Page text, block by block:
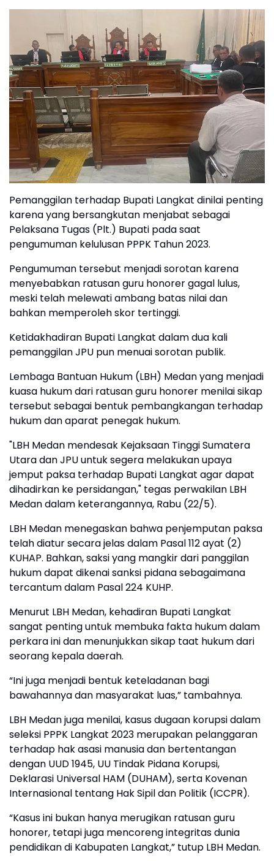
Pemanggilan terhadap Bupati Langkat dinilai penting
karena yang bersangkutan menjabat sebagai
Pelaksana Tugas (Plt.) Bupati pada saat
pengumuman kelulusan PPPK Tahun 2023.
Pengumuman tersebut menjadi sorotan karena
menyebabkan ratusan guru honorer gagal lulus,
meski telah melewati ambang batas nilai dan
bahkan memperoleh skor tertinggi.
Ketidakhadiran Bupati Langkat dalam dua kali
pemanggilan JPU pun menuai sorotan publik.
Lembaga Bantuan Hukum (LBH) Medan yang menjadi
kuasa hukum dari ratusan guru honorer menilai sikap
tersebut sebagai bentuk pembangkangan terhadap
hukum dan aparat penegak hukum.
"LBH Medan mendesak Kejaksaan Tinggi Sumatera
Utara dan JPU untuk segera melakukan upaya
jemput paksa terhadap Bupati Langkat agar dapat
dihadirkan ke persidangan," tegas perwakilan LBH
Medan dalam keterangannya, Rabu (22/5).
LBH Medan menegaskan bahwa penjemputan paksa
telah diatur secara jelas dalam Pasal 112 ayat (2)
KUHAP. Bahkan, saksi yang mangkir dari panggilan
hukum dapat dikenai sanksi pidana sebagaimana
tercantum dalam Pasal 224 KUHP.
Menurut LBH Medan, kehadiran Bupati Langkat
sangat penting untuk membuka fakta hukum dalam
perkara ini dan menunjukkan sikap taat hukum dari
seorang kepala daerah.
“Ini juga menjadi bentuk keteladanan bagi
bawahannya dan masyarakat luas,” tambahnya.
LBH Medan juga menilai, kasus dugaan korupsi dalam
seleksi PPPK Langkat 2023 merupakan pelanggaran
terhadap hak asasi manusia dan bertentangan
dengan UUD 1945, UU Tindak Pidana Korupsi,
Deklarasi Universal HAM (DUHAM), serta Kovenan
Internasional tentang Hak Sipil dan Politik (ICCPR).
“Kasus ini bukan hanya merugikan ratusan guru
honorer, tetapi juga mencoreng integritas dunia
pendidikan di Kabupaten Langkat,” tutup LBH Medan.